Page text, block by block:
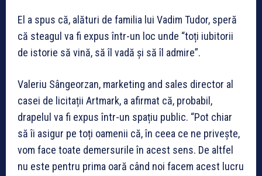
El a spus că, alături de familia lui Vadim Tudor, speră
că steagul va fi expus într-un loc unde “toți iubitorii
de istorie să vină, să îl vadă și să îl admire”.
Valeriu Sângeorzan, marketing and sales director al
casei de licitații Artmark, a afirmat că, probabil,
drapelul va fi expus într-un spațiu public. “Pot chiar
să îi asigur pe toți oamenii că, în ceea ce ne privește,
vom face toate demersurile în acest sens. De altfel
nu este pentru prima oară când noi facem acest lucru